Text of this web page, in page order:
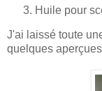
Huile pour
J'ai laissé toute
quelques